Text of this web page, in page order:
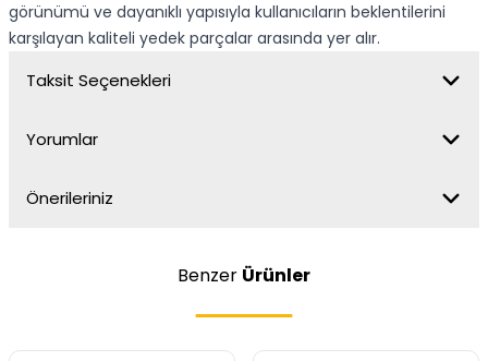
görünümü ve dayanıklı yapısıyla kullanıcıların beklentilerini
karşılayan kaliteli yedek parçalar arasında yer alır.
Taksit Seçenekleri
Yorumlar
Önerileriniz
Benzer Ürünler